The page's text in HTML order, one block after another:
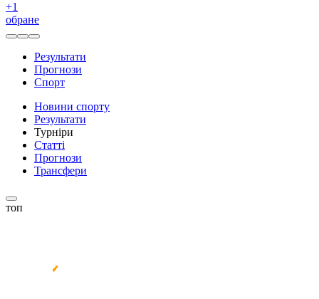
+1
обране
Результати
Прогнози
Спорт
Новини спорту
Результати
Турніри
Статті
Прогнози
Трансфери
топ